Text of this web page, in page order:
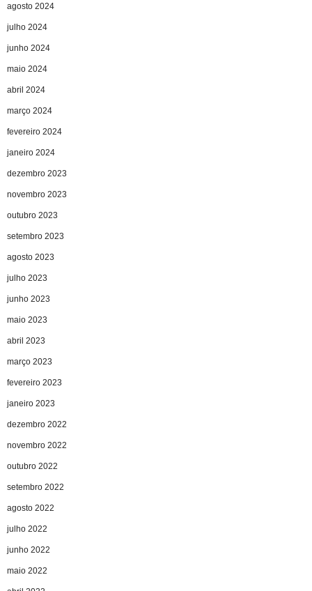
agosto 2024
julho 2024
junho 2024
maio 2024
abril 2024
março 2024
fevereiro 2024
janeiro 2024
dezembro 2023
novembro 2023
outubro 2023
setembro 2023
agosto 2023
julho 2023
junho 2023
maio 2023
abril 2023
março 2023
fevereiro 2023
janeiro 2023
dezembro 2022
novembro 2022
outubro 2022
setembro 2022
agosto 2022
julho 2022
junho 2022
maio 2022